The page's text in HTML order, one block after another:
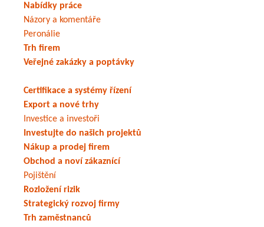
Nabídky práce
Názory a komentáře
Peronálie
Trh firem
Veřejné zakázky a poptávky
Certifikace a systémy řízení
Export a nové trhy
Investice a investoři
Investujte do našich projektů
Nákup a prodej firem
Obchod a noví zákaznící
Pojištění
Rozložení rizik
Strategický rozvoj firmy
Trh zaměstnanců